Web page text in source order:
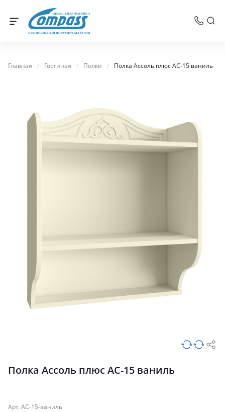
МЕБЕЛЬНАЯ ФАБРИКА
ОФИЦИАЛЬНЫЙ ИНТЕРНЕТ-МАГАЗИН
Главная / Гостиная / Полки / Полка Ассоль плюс АС-15 ваниль
Полка Ассоль плюс АС-15 ваниль
Арт. АС-15-ваниль